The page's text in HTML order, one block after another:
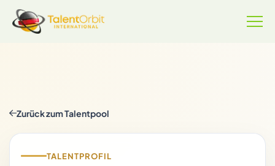
Zurück zum Talentpool
TALENTPROFIL